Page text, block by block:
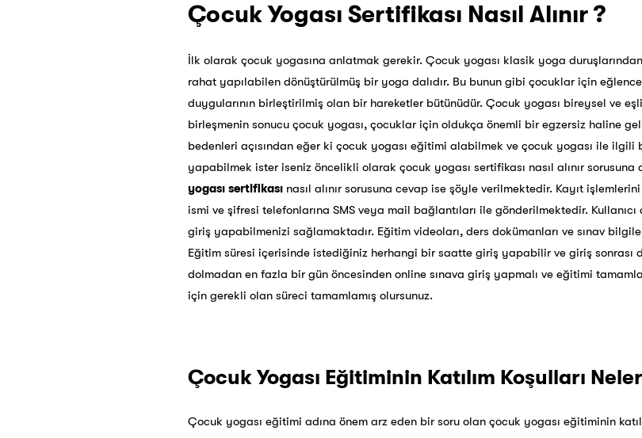
Çocuk Yogası Sertifikası Nasıl Alınır ?
İlk olarak çocuk yogasına anlatmak gerekir. Çocuk yogası klasik yoga
rahat yapılabilen dönüştürülmüş bir yoga dalıdır. Bu bunun gibi çocuklar için
duygularının birleştirilmiş olan bir hareketler bütünüdür. Çocuk yogası bireysel ve
birleşmenin sonucu çocuk yogası, çocuklar için oldukça önemli bir egzersiz haline
bedenleri açısından eğer ki çocuk yogası eğitimi alabilmek ve çocuk yogası ile
yapabilmek ister iseniz öncelikli olarak çocuk yogası sertifikası nasıl alınır
yogası sertifikası nasıl alınır sorusuna cevap ise şöyle verilmektedir. Kayıt
ismi ve şifresi telefonlarına SMS veya mail bağlantıları ile gönderilmektedir.
giriş yapabilmenizi sağlamaktadır. Eğitim videoları, ders dokümanları ve sınav
Eğitim süresi içerisinde istediğiniz herhangi bir saatte giriş yapabilir ve giriş sonrası
dolmadan en fazla bir gün öncesinden online sınava giriş yapmalı ve eğitimi
için gerekli olan süreci tamamlamış olursunuz.
Çocuk Yogası Eğitiminin Katılım Koşulları
Çocuk yogası eğitimi adına önem arz eden bir soru olan çocuk yogası eğitiminin